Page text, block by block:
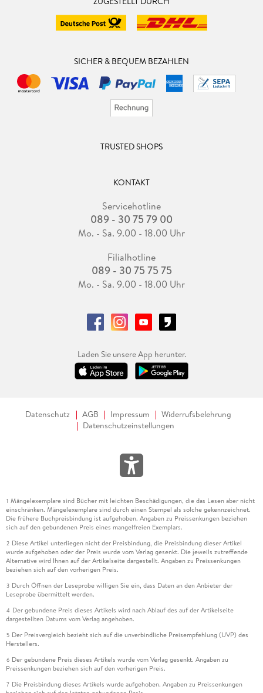
SICHER & BEQUEM BEZAHLEN
TRUSTED SHOPS
KONTAKT
Servicehotline
089 - 30 75 79 00
Mo. - Sa. 9.00 - 18.00 Uhr
Filialhotline
089 - 30 75 75 75
Mo. - Sa. 9.00 - 18.00 Uhr
Laden Sie unsere App herunter.
Datenschutz AGB Impressum
Widerrufsbelehrung
Datenschutzeinstellungen
1 Mängelexemplare sind Bücher mit leichten Beschädigungen, die das Lesen aber nicht
einschränken. Mängelexemplare sind durch einen Stempel als solche gekennzeichnet.
Die frühere Buchpreisbindung ist aufgehoben. Angaben zu Preissenkungen beziehen
sich auf den gebundenen Preis eines mangelfreien Exemplars.
2 Diese Artikel unterliegen nicht der Preisbindung, die Preisbindung dieser Artikel
wurde aufgehoben oder der Preis wurde vom Verlag gesenkt. Die jeweils zutreffende
Alternative wird Ihnen auf der Artikelseite dargestellt. Angaben zu Preissenkungen
beziehen sich auf den vorherigen Preis.
3 Durch Öffnen der Leseprobe willigen Sie ein, dass Daten an den Anbieter der
Leseprobe übermittelt werden.
4 Der gebundene Preis dieses Artikels wird nach Ablauf des auf der Artikelseite
dargestellten Datums vom Verlag angehoben.
5 Der Preisvergleich bezieht sich auf die unverbindliche Preisempfehlung (UVP) des
Herstellers.
6 Der gebundene Preis dieses Artikels wurde vom Verlag gesenkt. Angaben zu
Preissenkungen beziehen sich auf den vorherigen Preis.
7 Die Preisbindung dieses Artikels wurde aufgehoben. Angaben zu Preissenkungen